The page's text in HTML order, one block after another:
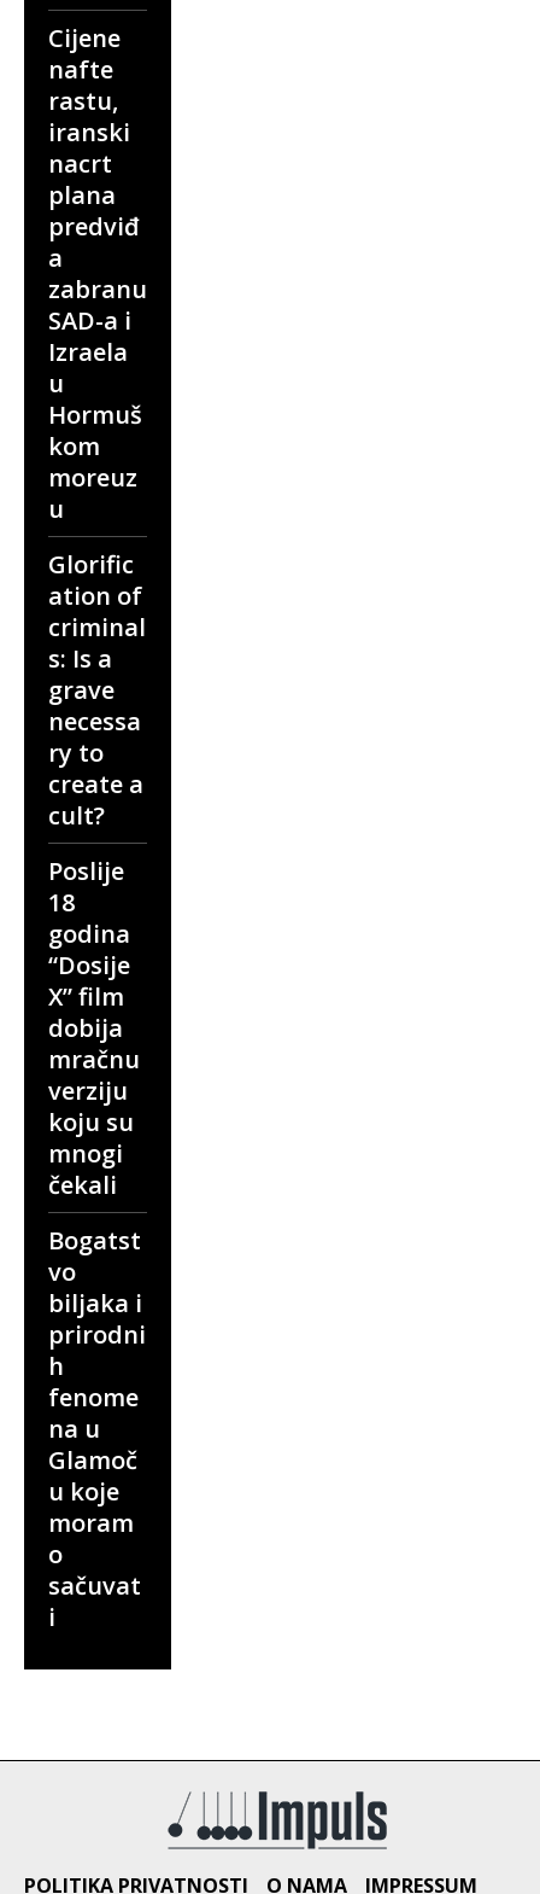
Cijene
nafte
rastu,
iranski
nacrt
plana
predviđ
a
zabranu
SAD-a i
Izraela
u
Hormuš
kom
moreuz
u
Glorific
ation of
criminal
s: Is a
grave
necessa
ry to
create a
cult?
Poslije
18
godina
“Dosije
X” film
dobija
mračnu
verziju
koju su
mnogi
čekali
Bogatst
vo
biljaka i
prirodni
h
fenome
na u
Glamoč
u koje
moram
o
sačuvat
i
POLITIKA PRIVATNOSTI O NAMA IMPRESSUM